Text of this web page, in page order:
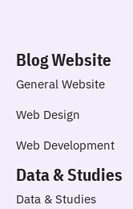
Blog Website
General Website
Web Design
Web Development
Data & Studies
Data & Studies